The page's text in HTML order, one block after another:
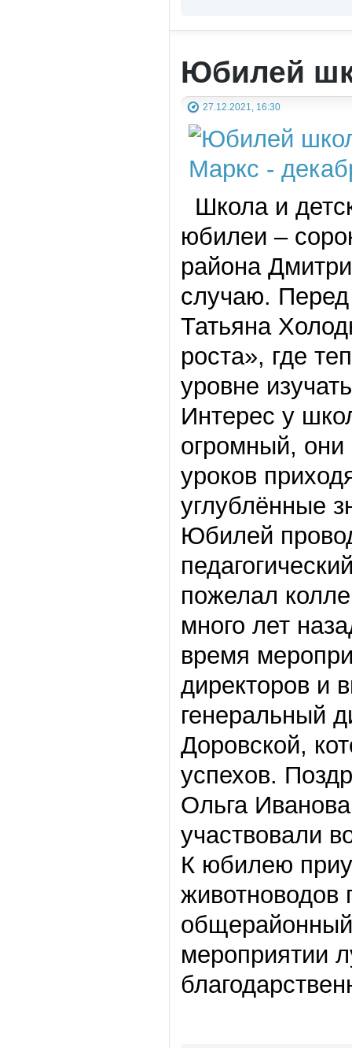
Юбилей
27.12.2021, 16:30
Школа и
юбилеи –
района
случаю.
Татьяна
роста», где
уровне
Интерес у
огромный,
уроков
углублённые
Юбилей
пожелал
много лет
время
директоров и
генеральный
Доровской,
успехов.
Ольга
участвовали
К юбилею
животноводов
мероприятии